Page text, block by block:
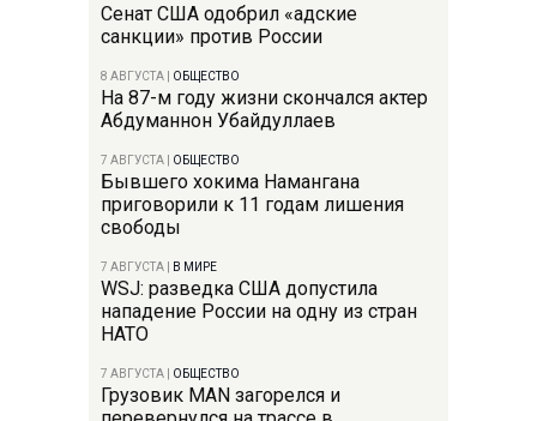
Сенат США одобрил «адские
санкции» против России
8 АВГУСТА ОБЩЕСТВО
На 87-м году жизни скончался актер
Абдуманнон Убайдуллаев
7 АВГУСТА ОБЩЕСТВО
Бывшего хокима Намангана
приговорили к 11 годам лишения
свободы
7 АВГУСТА В МИРЕ
WSJ: разведка США допустила
нападение России на одну из стран
НАТО
7 АВГУСТА ОБЩЕСТВО
Грузовик MAN загорелся и